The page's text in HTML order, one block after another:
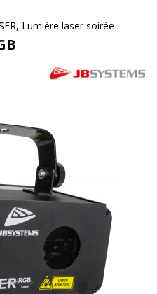
Lumière laser soirée